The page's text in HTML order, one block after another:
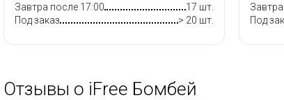
Завтра после 17:00
17 шт.
Под заказ
> 20 шт.
Под
Отзывы о iFree Бомбей